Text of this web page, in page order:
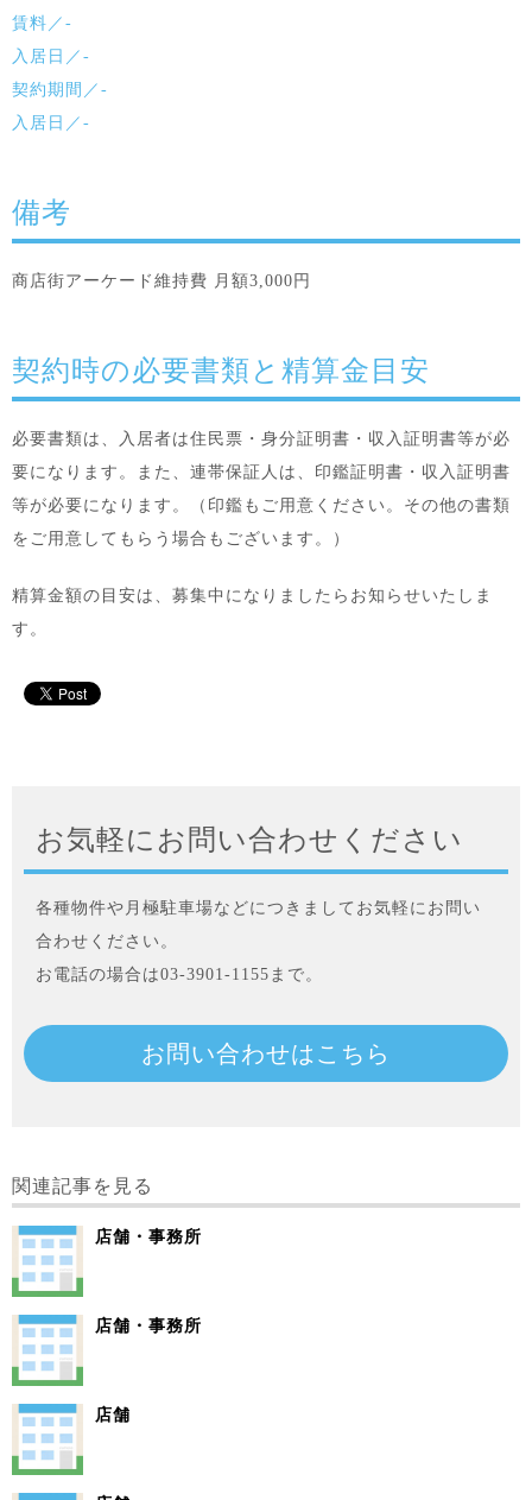
賃料／-
入居日／-
契約期間／-
入居日／-
備考
商店街アーケード維持費 月額3,000円
契約時の必要書類と精算金目安
必要書類は、入居者は住民票・身分証明書・収入証明書等が必
要になります。また、連帯保証人は、印鑑証明書・収入証明書
等が必要になります。（印鑑もご用意ください。その他の書類
をご用意してもらう場合もございます。）
精算金額の目安は、募集中になりましたらお知らせいたしま
す。
お気軽にお問い合わせください
各種物件や月極駐車場などにつきましてお気軽にお問い
合わせください。
お電話の場合は03-3901-1155まで。
お問い合わせはこちら
関連記事を見る
店舗・事務所
店舗・事務所
店舗